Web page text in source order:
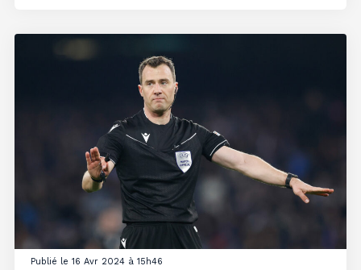
Publié le 16 Avr 2024 à 15h46